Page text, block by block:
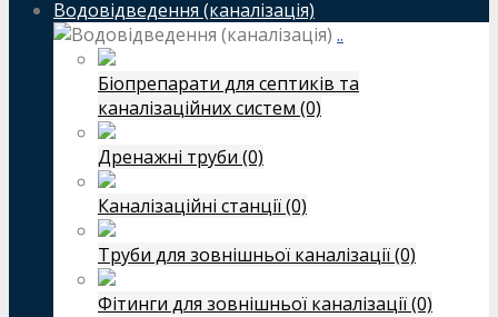
Водовідведення (каналізація)
..
Біопрепарати для септиків та
каналізаційних систем (0)
Дренажні труби (0)
Каналізаційні станції (0)
Труби для зовнішньої каналізації (0)
Фітинги для зовнішньої каналізації (0)